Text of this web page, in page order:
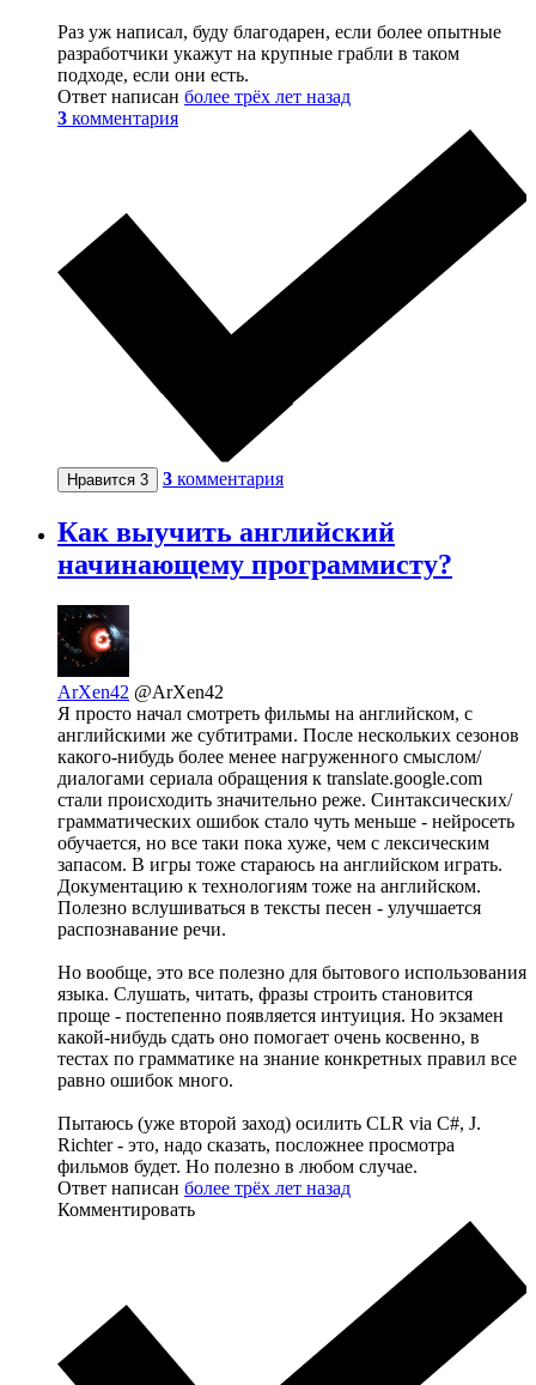
Раз уж написал, буду благодарен, если более опытные
разработчики укажут на крупные грабли в таком
подходе, если они есть.
Ответ написан более трёх лет назад
3 комментария
Нравится 3 3 комментария
Как выучить английский
начинающему программисту?
ArXen42 @ArXen42
Я просто начал смотреть фильмы на английском, с
английскими же субтитрами. После нескольких сезонов
какого-нибудь более менее нагруженного смыслом/
диалогами сериала обращения к translate.google.com
стали происходить значительно реже. Синтаксических/
грамматических ошибок стало чуть меньше - нейросеть
обучается, но все таки пока хуже, чем с лексическим
запасом. В игры тоже стараюсь на английском играть.
Документацию к технологиям тоже на английском.
Полезно вслушиваться в тексты песен - улучшается
распознавание речи.
Но вообще, это все полезно для бытового использования
языка. Слушать, читать, фразы строить становится
проще - постепенно появляется интуиция. Но экзамен
какой-нибудь сдать оно помогает очень косвенно, в
тестах по грамматике на знание конкретных правил все
равно ошибок много.
Пытаюсь (уже второй заход) осилить CLR via C#, J.
Richter - это, надо сказать, посложнее просмотра
фильмов будет. Но полезно в любом случае.
Ответ написан более трёх лет назад
Комментировать